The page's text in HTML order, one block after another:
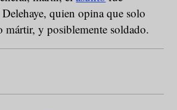
quien opina que solo
mártir, y posiblemente soldado.